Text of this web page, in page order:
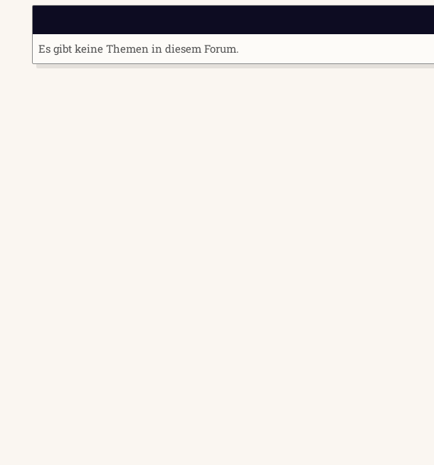
Es gibt keine Themen in diesem Forum.